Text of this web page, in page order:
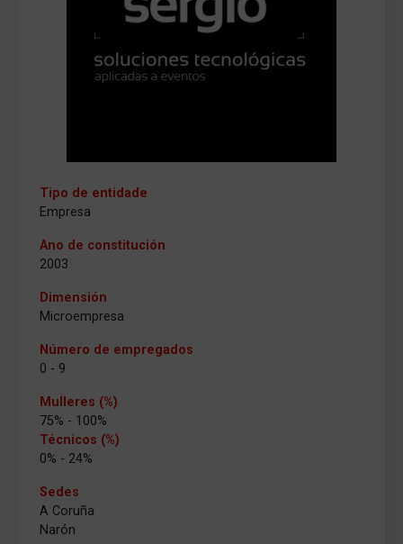
Tipo de entidade
Empresa
Ano de constitución
2003
Dimensión
Microempresa
Número de empregados
0 - 9
Mulleres (%)
75% - 100%
Técnicos (%)
0% - 24%
Sedes
A Coruña
Narón